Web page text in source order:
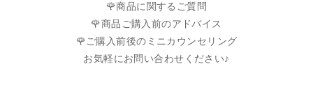
🌹商品に関するご質問
🌹商品ご購入前のアドバイス
🌹ご購入前後のミニカウンセリング
お気軽にお問い合わせください♪